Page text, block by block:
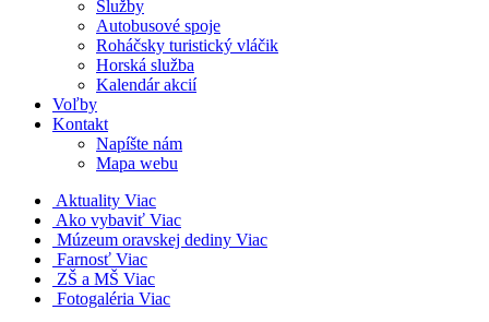
Služby
Autobusové spoje
Roháčsky turistický vláčik
Horská služba
Kalendár akcií
Voľby
Kontakt
Napíšte nám
Mapa webu
Aktuality Viac
Ako vybaviť Viac
Múzeum oravskej dediny Viac
Farnosť Viac
ZŠ a MŠ Viac
Fotogaléria Viac